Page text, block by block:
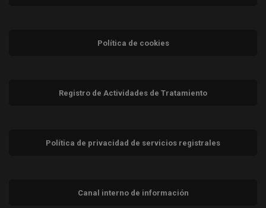
Política de cookies
Registro de Actividades de Tratamiento
Política de privacidad de servicios registrales
Canal interno de información